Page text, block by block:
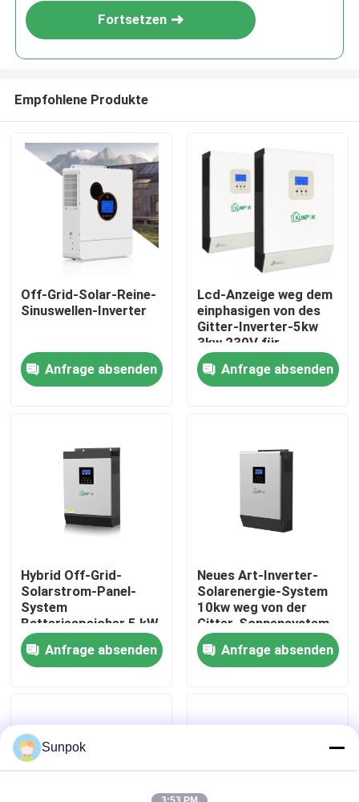
Produkte
Über uns
Werksbesichtigung
Qualitätskontrolle
Kontakt mit uns
Fälle
Bitte um ein Angebot
Fortsetzen
Empfohlene Produkte
Off-Grid-Solar-Reine-
Sinuswellen-Inverter
Anfrage absenden
Lcd-Anzeige weg dem
einphasigen von des
Gitter-Inverter-5kw
3kw 230V für
Solarenergie
Anfrage absenden
Hybrid Off-Grid-
Solarstrom-Panel-
System
Batteriespeicher 5 kW
komplett für Zuhause
Anfrage absenden
Neues Art-Inverter-
Solarenergie-System
10kw weg von der
Gitter-Sonnensystem-
kompletten
Ausrüstung
Anfrage absenden
Sunpok